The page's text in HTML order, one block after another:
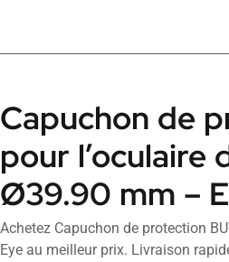
Capuchon de
pour l’oculaire
Ø39.90 mm –
Achetez Capuchon de protection
Eye au meilleur prix. Livraison